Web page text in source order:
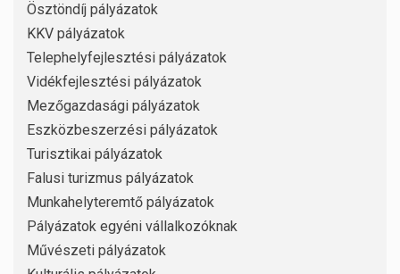
Ösztöndíj pályázatok
KKV pályázatok
Telephelyfejlesztési pályázatok
Vidékfejlesztési pályázatok
Mezőgazdasági pályázatok
Eszközbeszerzési pályázatok
Turisztikai pályázatok
Falusi turizmus pályázatok
Munkahelyteremtő pályázatok
Pályázatok egyéni vállalkozóknak
Művészeti pályázatok